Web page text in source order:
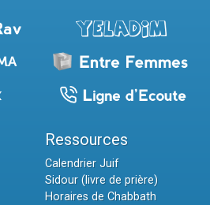
Ressources
Calendrier Juif
Sidour (livre de prière)
Horaires de Chabbath